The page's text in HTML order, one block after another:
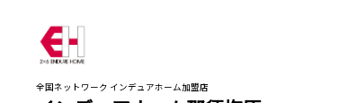
全国ネットワーク インデュアホーム加盟店